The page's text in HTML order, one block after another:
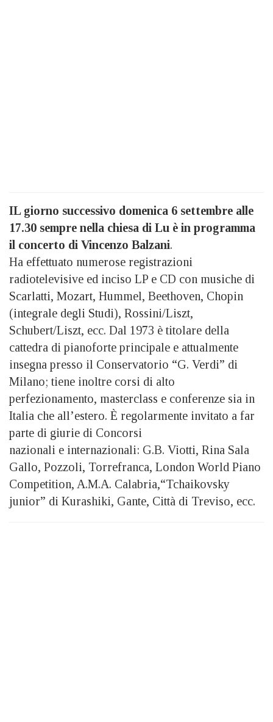
IL giorno successivo domenica 6 settembre alle
17.30 sempre nella chiesa di Lu è in programma
il concerto di Vincenzo Balzani.
Ha effettuato numerose registrazioni
radiotelevisive ed inciso LP e CD con musiche di
Scarlatti, Mozart, Hummel, Beethoven, Chopin
(integrale degli Studi), Rossini/Liszt,
Schubert/Liszt, ecc. Dal 1973 è titolare della
cattedra di pianoforte principale e attualmente
insegna presso il Conservatorio “G. Verdi” di
Milano; tiene inoltre corsi di alto
perfezionamento, masterclass e conferenze sia in
Italia che all’estero. È regolarmente invitato a far
parte di giurie di Concorsi
nazionali e internazionali: G.B. Viotti, Rina Sala
Gallo, Pozzoli, Torrefranca, London World Piano
Competition, A.M.A. Calabria,“Tchaikovsky
junior” di Kurashiki, Gante, Città di Treviso, ecc.